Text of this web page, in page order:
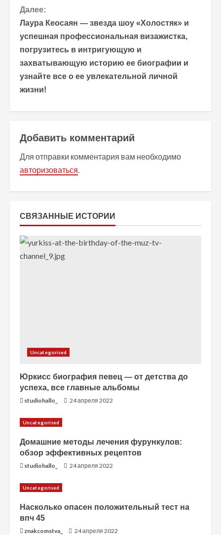
д
о
л
ж
и
ь
ч
т
н
и
е
Далее:
Лаура Кеосаян — звезда шоу «Холостяк» и
успешная профессиональная визажистка,
погрузитесь в интригующую и
захватывающую историю ее биографии и
узнайте все о ее увлекательной личной
жизни!
Добавить комментарий
Для отправки комментария вам необходимо
авторизоваться.
СВЯЗАННЫЕ ИСТОРИИ
Uncategorised
Юркисс биография певец — от детства до
успеха, все главные альбомы
studiohallo_ 24 апреля 2022
Uncategorised
Домашние методы лечения фурункулов:
обзор эффективных рецептов
studiohallo_ 24 апреля 2022
Uncategorised
Насколько опасен положительный тест на
впч 45
znakcomstva_ 24 апреля 2022